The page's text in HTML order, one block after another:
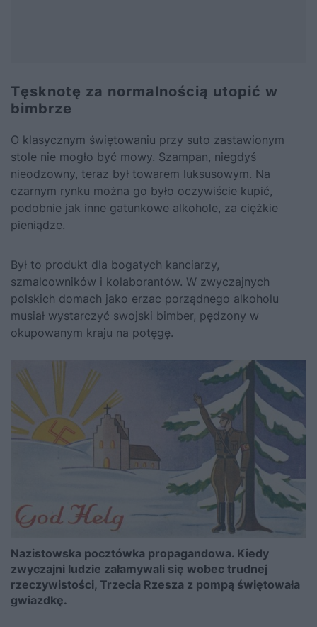
Tęsknotę za normalnością utopić w
bimbrze
O klasycznym świętowaniu przy suto zastawionym
stole nie mogło być mowy. Szampan, niegdyś
nieodzowny, teraz był towarem luksusowym. Na
czarnym rynku można go było oczywiście kupić,
podobnie jak inne gatunkowe alkohole, za ciężkie
pieniądze.
Był to produkt dla bogatych kanciarzy,
szmalcowników i kolaborantów. W zwyczajnych
polskich domach jako erzac porządnego alkoholu
musiał wystarczyć swojski bimber, pędzony w
okupowanym kraju na potęgę.
Nazistowska pocztówka propagandowa. Kiedy
zwyczajni ludzie załamywali się wobec trudnej
rzeczywistości, Trzecia Rzesza z pompą świętowała
gwiazdkę.